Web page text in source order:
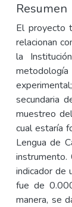
Resumen
El proyecto
relacionan
la
metodología
secundaria
muestreo
cual estaría
Lengua de
indicador de
fue de
manera, se